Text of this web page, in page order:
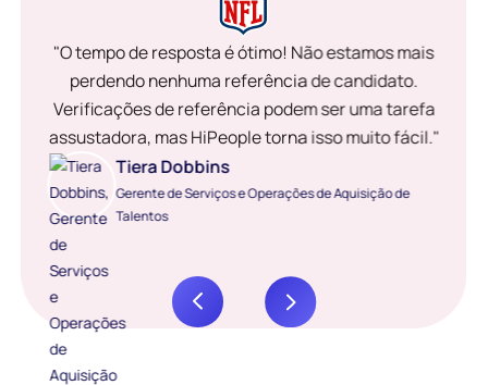
"O tempo de resposta é ótimo! Não estamos mais
perdendo nenhuma referência de candidato.
Verificações de referência podem ser uma tarefa
assustadora, mas HiPeople torna isso muito fácil."
Tiera Dobbins
Gerente de Serviços e Operações de Aquisição de
Talentos